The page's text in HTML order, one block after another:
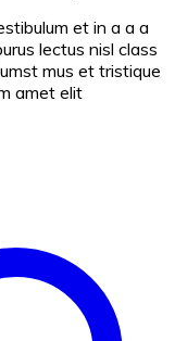
et in a a a
lectus nisl class
mus et tristique
amet elit